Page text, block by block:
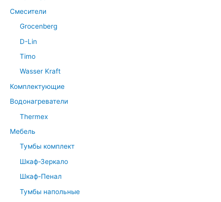
Смесители
Grocenberg
D-Lin
Timo
Wasser Kraft
Комплектующие
Водонагреватели
Thermex
Мебель
Тумбы комплект
Шкаф-Зеркало
Шкаф-Пенал
Тумбы напольные